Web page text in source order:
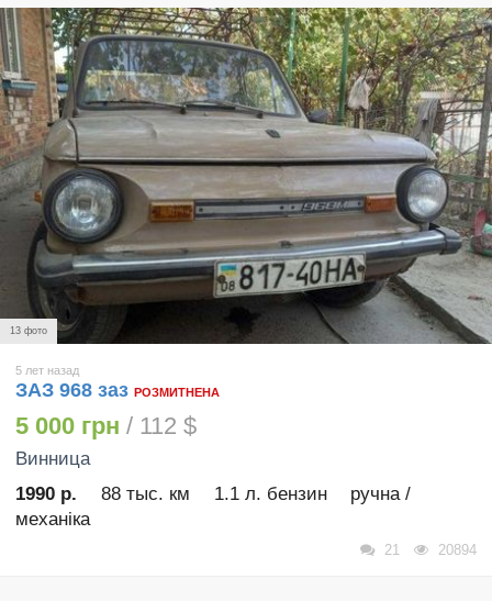
13 фото
5 лет назад
ЗАЗ 968 заз РОЗМИТНЕНА
5 000 грн / 112 $
Винница
1990 р.
88 тыс. км 1.1 л. бензин
ручна /
механіка
21 20894